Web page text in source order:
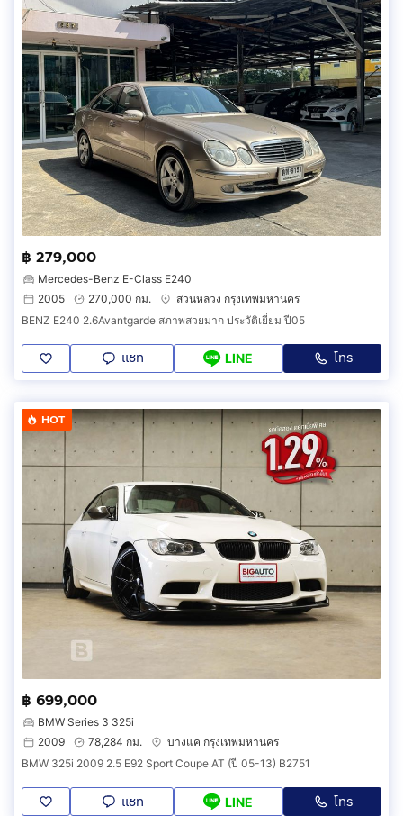
฿ 279,000
Mercedes-Benz E-Class E240
2005
270,000 กม.
สวนหลวง กรุงเทพมหานคร
BENZ E240 2.6Avantgarde สภาพสวยมาก ประวัติเยี่ยม ปี05
แชท LINE โทร
HOT
฿ 699,000
BMW Series 3 325i
2009
78,284 กม.
บางแค กรุงเทพมหานคร
BMW 325i 2009 2.5 E92 Sport Coupe AT (ปี 05-13) B2751
แชท LINE โทร